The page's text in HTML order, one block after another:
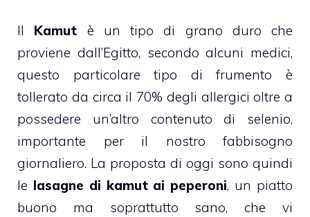
Il Kamut è un tipo di grano duro che
proviene dall’Egitto, secondo alcuni medici,
questo particolare tipo di frumento è
tollerato da circa il 70% degli allergici oltre a
possedere un’altro contenuto di selenio,
importante per il nostro fabbisogno
giornaliero. La proposta di oggi sono quindi
le lasagne di kamut ai peperoni, un piatto
buono ma soprattutto sano, che vi